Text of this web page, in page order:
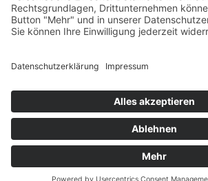
Therapeuten
Kontakt
Sponsoring
Gutscheine
Datenschutz
Alle auf dieser Webseite genannten
stellen kein Heilversprechen dar.